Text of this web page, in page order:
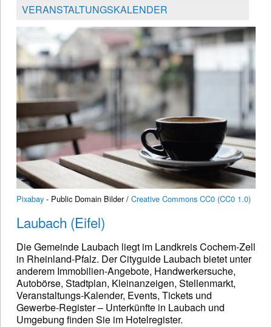
VERANSTALTUNGSKALENDER
Pixabay - Public Domain Bilder / Creative Commons CC0 (CC0 1.0)
Laubach (Eifel)
Die Gemeinde Laubach liegt im Landkreis Cochem-Zell
in Rheinland-Pfalz. Der Cityguide Laubach bietet unter
anderem Immobilien-Angebote, Handwerkersuche,
Autobörse, Stadtplan, Kleinanzeigen, Stellenmarkt,
Veranstaltungs-Kalender, Events, Tickets und
Gewerbe-Register – Unterkünfte in Laubach und
Umgebung finden Sie im Hotelregister.